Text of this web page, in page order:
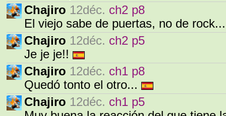
Chajiro 12déc. ch2 p8
El viejo sabe de puertas, no de
Chajiro 12déc. ch2 p5
Je je je!!
Chajiro 12déc. ch1 p8
Quedó tonto el otro...
Chajiro 12déc. ch1 p5